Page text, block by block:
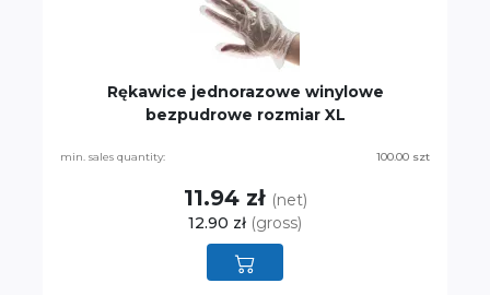
Rękawice jednorazowe winylowe
bezpudrowe rozmiar XL
min. sales quantity: 100.00 szt
11.94 zł (net)
12.90 zł (gross)